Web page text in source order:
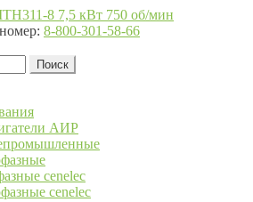
8-800-301-58-66
Поиск
АИР
cenelec
cenelec